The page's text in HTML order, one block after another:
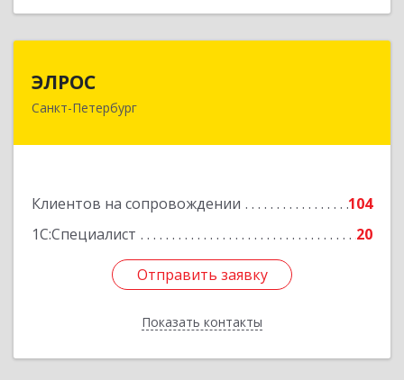
ЭЛРОС
Санкт-Петербург
Клиентов на сопровождении
104
1С:Специалист
20
Отправить заявку
Показать контакты
191024, Санкт-Петербург г, Тележная ул, дом №
Отправить заявку
Назад